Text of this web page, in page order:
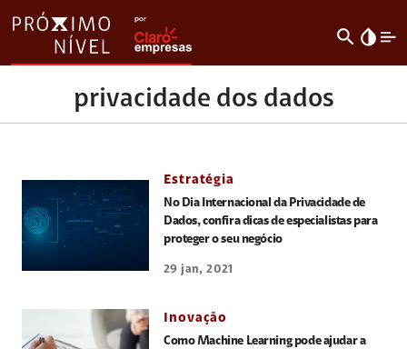
search invert_colors
privacidade dos dados
Estratégia
No Dia Internacional da Privacidade de
Dados, confira dicas de especialistas para
proteger o seu negócio
29 jan, 2021
Inovação
Como Machine Learning pode ajudar a